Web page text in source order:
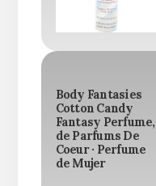
Body Fantasies
Cotton Candy
Fantasy Perfume,
de Parfums De
Coeur · Perfume
de Mujer